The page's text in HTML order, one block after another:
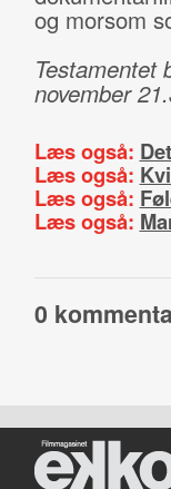
og morsom
Testamentet
november
Læs også:
Læs også:
Læs også:
Læs også:
0